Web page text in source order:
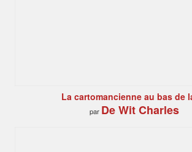
La cartomancienne au bas de
par De Wit Charles